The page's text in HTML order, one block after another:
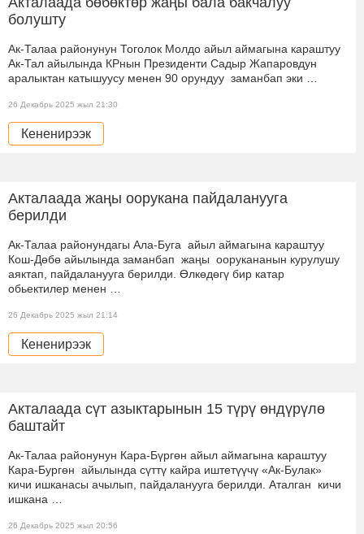
болушту
Ак-Талаа районунун Тоголок Молдо айыл аймагына караштуу
Ак-Тал айылында КРнын Президенти Садыр Жапаровдун
аралыктан катышуусу менен 90 орундуу заманбап эки …
26 Декабрь 2025 жыл 21:30
Кененирээк
Акталаада жаңы оорукана пайдаланууга
берилди
Ак-Талаа районундагы Ала-Буга айыл аймагына караштуу
Кош-Дөбө айылында заманбап жаңы оорукананын курулушу
аяктап, пайдаланууга берилди. Өлкөдөгү бир катар
обьектилер менен …
26 Декабрь 2025 жыл 21:14
Кененирээк
Акталаада сүт азыктарынын 15 түрү өндүрүлө
баштайт
Ак-Талаа районунун Кара-Бүргөн айыл аймагына караштуу
Кара-Бургөн айылында сүттү кайра иштетүүчү «Ак-Булак»
кичи ишканасы ачылып, пайдаланууга берилди. Аталган кичи
ишкана …
26 Декабрь 2025 жыл 20:56